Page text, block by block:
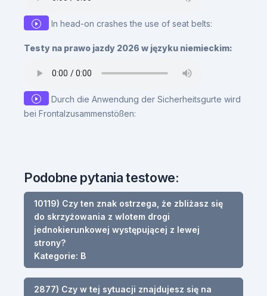
In head-on crashes the use of seat belts:
Testy na prawo jazdy 2026 w języku niemieckim:
Durch die Anwendung der Sicherheitsgurte wird
bei Frontalzusammenstößen:
Podobne pytania testowe:
10119) Czy ten znak ostrzega, że zbliżasz się
do skrzyżowania z wlotem drogi
jednokierunkowej występującej z lewej
strony?
Kategorie: B
2877) Czy w tej sytuacji znajdujesz się na